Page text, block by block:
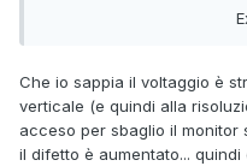
diverso assorbimento
Che io sappia il voltaggio è
verticale (e quindi alla
acceso per sbaglio il
il difetto è aumentato...